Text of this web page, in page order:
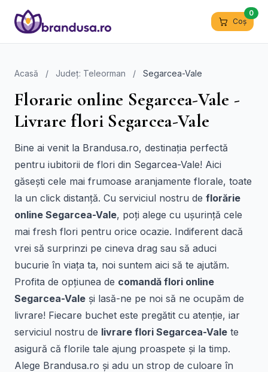
Coș
0
Acasă / Județ: Teleorman / Segarcea-Vale
Florarie online Segarcea-Vale -
Livrare flori Segarcea-Vale
Bine ai venit la Brandusa.ro, destinația perfectă
pentru iubitorii de flori din Segarcea-Vale! Aici
găsești cele mai frumoase aranjamente florale, toate
la un click distanță. Cu serviciul nostru de florărie
online Segarcea-Vale, poți alege cu ușurință cele
mai fresh flori pentru orice ocazie. Indiferent dacă
vrei să surprinzi pe cineva drag sau să aduci
bucurie în viața ta, noi suntem aici să te ajutăm.
Profita de opțiunea de comandă flori online
Segarcea-Vale și lasă-ne pe noi să ne ocupăm de
livrare! Fiecare buchet este pregătit cu atenție, iar
serviciul nostru de livrare flori Segarcea-Vale te
asigură că florile tale ajung proaspete și la timp.
Alege Brandusa.ro și adu un strop de culoare în